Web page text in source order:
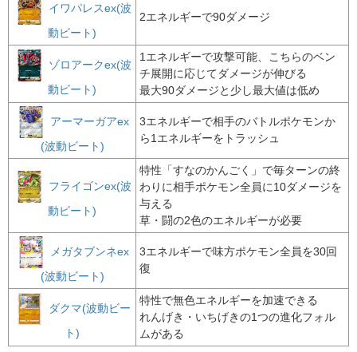
イワパレスex(波
動ビート)
2エネルギーで90ダメージ
ゾロアークex(波
動ビート)
1エネルギーで攻撃可能、こちらのベン
チ展開に応じてダメージが伸びる
最大90ダメージと少し最大値は低め
アーマーガアex
(波動ビート)
3エネルギーで相手のバトルポケモンか
ら1エネルギーをトラッシュ
フライゴンex(波
動ビート)
特性「すなのかんごく」で毎ターンの終
わりに相手ポケモン全員に10ダメージを
与える
草・闘の2色のエネルギーが必要
メガタブンネex
(波動ビート)
3エネルギーで味方ポケモン全員を30回
復
ダクマ(波動ビー
ト)
特性で無色エネルギーを加速できる
れんげき・いちげきの1つの進化フォル
ムがある